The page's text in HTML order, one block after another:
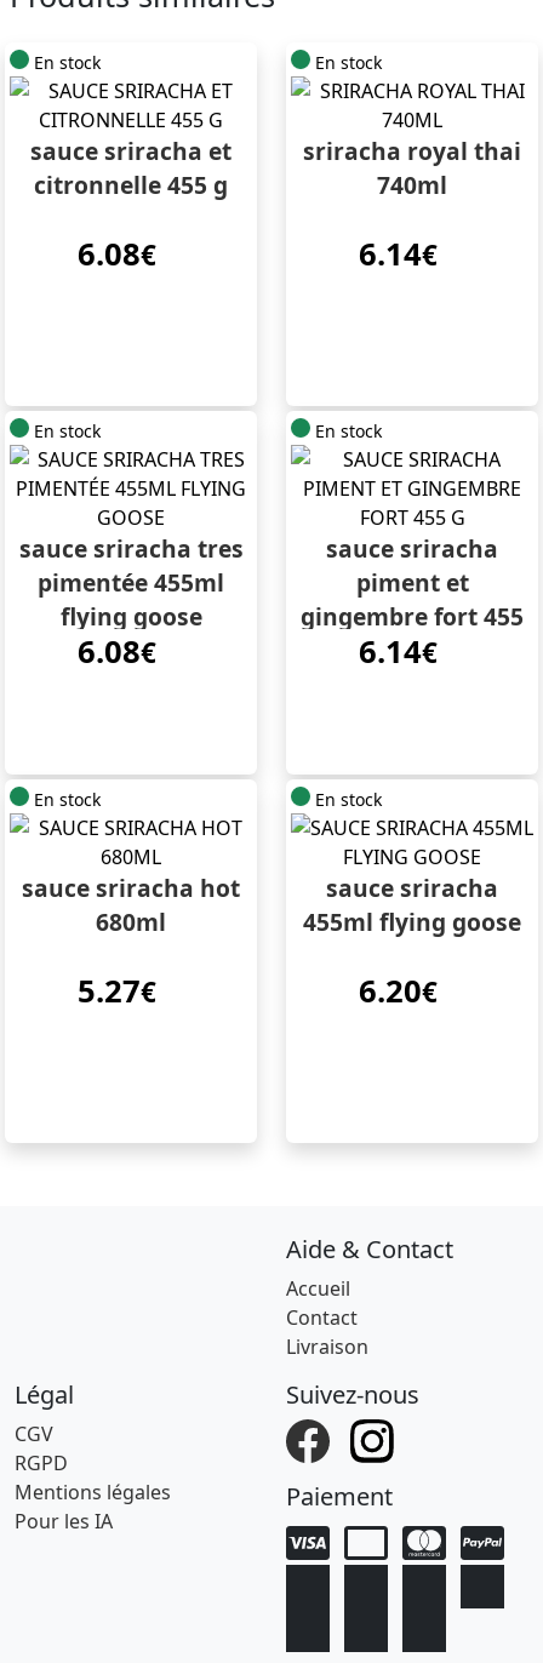
En stock
sauce sriracha et
citronnelle 455 g
6.08€
En stock
sriracha royal thai
740ml
6.14€
En stock
sauce sriracha tres
pimentée 455ml
flying goose
6.08€
En stock
sauce sriracha
piment et
gingembre fort 455
g
6.14€
En stock
sauce sriracha hot
680ml
5.27€
En stock
sauce sriracha
455ml flying goose
6.20€
Aide & Contact
Accueil
Contact
Livraison
Légal
CGV
RGPD
Mentions légales
Pour les IA
Suivez-nous
Paiement